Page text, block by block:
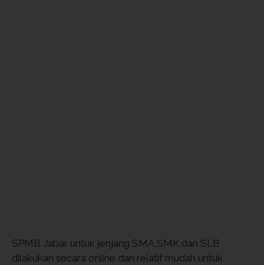
SPMB Jabar untuk jenjang SMA,SMK dan SLB
dilakukan secara online dan relatif mudah untuk